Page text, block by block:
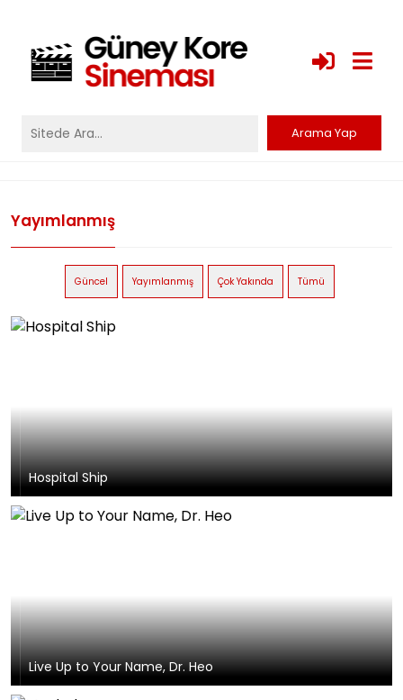
Yayımlanmış
Güncel Yayımlanmış Çok Yakında Tümü
Hospital Ship
Live Up to Your Name, Dr. Heo